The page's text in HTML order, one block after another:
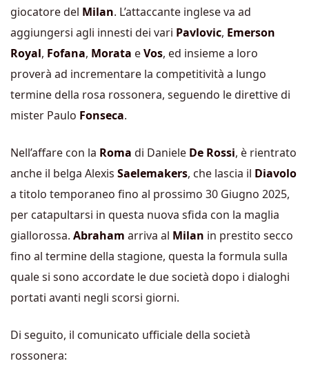
giocatore del Milan. L’attaccante inglese va ad
aggiungersi agli innesti dei vari Pavlovic, Emerson
Royal, Fofana, Morata eVos, ed insieme a loro
proverà ad incrementare la competitività a lungo
termine della rosa rossonera, seguendo le direttive di
mister Paulo Fonseca.
Nell’affare con la Roma di Daniele De Rossi, è rientrato
anche il belga Alexis Saelemakers, che lascia il Diavolo
a titolo temporaneo fino al prossimo 30 Giugno 2025,
per catapultarsi in questa nuova sfida con la maglia
giallorossa. Abraham arriva al Milan in prestito secco
fino al termine della stagione, questa la formula sulla
quale si sono accordate le due società dopo i dialoghi
portati avanti negli scorsi giorni.
Di seguito, il comunicato ufficiale della società
rossonera: